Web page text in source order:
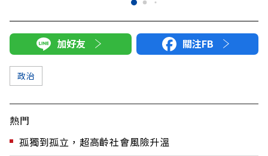
加好友 關注FB
政治
熱門
孤獨到孤立，超高齡社會風險升溫